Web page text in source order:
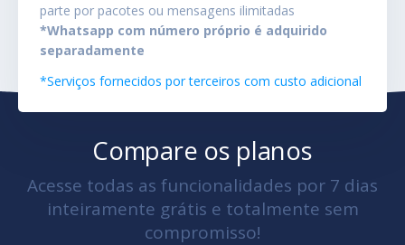
parte por pacotes ou mensagens ilimitadas
*Whatsapp com número próprio é adquirido
separadamente
*Serviços fornecidos por terceiros com custo adicional
Compare os planos
Acesse todas as funcionalidades por 7 dias
inteiramente grátis e totalmente sem
compromisso!